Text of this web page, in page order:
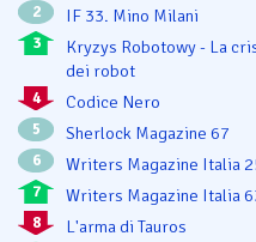
2 IF 33. Mino Milani
3
Kryzys Robotowy - La
dei robot
4 Codice Nero
5 Sherlock Magazine 67
6 Writers Magazine Italia
7 Writers Magazine Italia
8 L'arma di Tauros